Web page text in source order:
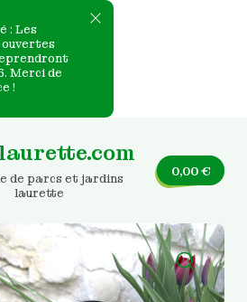
: Les
Merci de
!
de parcs et jardins
laurette
0,00€